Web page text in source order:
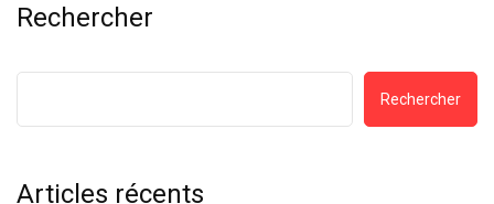
Rechercher
Rechercher
Articles récents